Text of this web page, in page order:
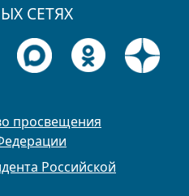
СЕТЯХ
просвещения
Российской